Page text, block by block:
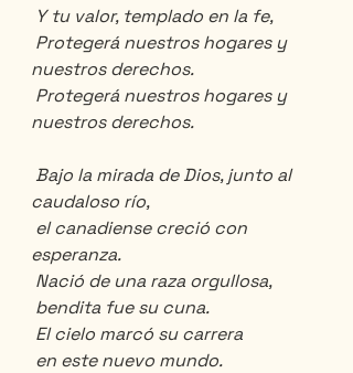
Y tu valor, templado en la fe,
nuestros derechos.
nuestros derechos.
caudaloso río,
esperanza.
Nació de una raza orgullosa,
bendita fue su cuna.
El cielo marcó su carrera
en este nuevo mundo.